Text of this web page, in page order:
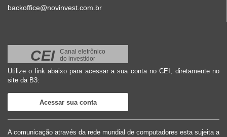
backoffice@novinvest.com.br
CEI
Canal eletrônico
do investidor
Utilize o link abaixo para acessar a sua conta no CEI, diretamente no
site da B3:
Acessar sua conta
A comunicação através da rede mundial de computadores esta sujeita a